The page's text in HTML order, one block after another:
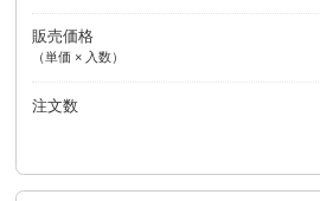
販売価格
（単価 × 入数）
注文数